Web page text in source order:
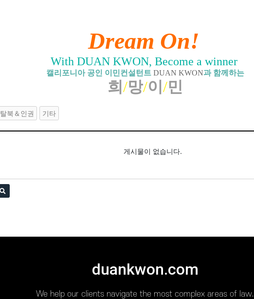
Dream On!
With DUAN KWON, Become a winner
캘리포니아 공인 이민컨설턴트 DUAN KWON과 함께하는
희 /망/이 /민
탈북＆인권 기타
게시물이 없습니다.
duankwon.com
We help our clients navigate the most complex areas of law.